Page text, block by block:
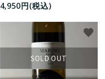
4,950円(税込)
SOLD OUT
favorite